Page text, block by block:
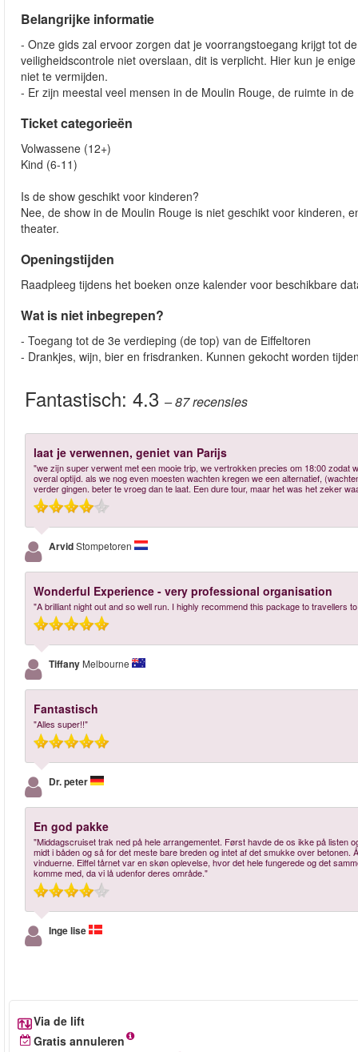
Belangrijke informatie
- Onze gids zal ervoor zorgen dat je voorrangstoegang krijgt tot
veiligheidscontrole niet overslaan, dit is verplicht. Hier kun je
niet te vermijden.
- Er zijn meestal veel mensen in de Moulin Rouge, de ruimte in
Ticket categorieën
Volwassene (12+)
Kind (6-11)
Is de show geschikt voor kinderen?
Nee, de show in de Moulin Rouge is niet geschikt voor kinderen,
theater.
Openingstijden
Raadpleeg tijdens het boeken onze kalender voor beschikbare
Wat is niet inbegrepen?
- Toegang tot de 3e verdieping (de top) van de Eiffeltoren
- Drankjes, wijn, bier en frisdranken. Kunnen gekocht worden
Fantastisch: 4.3 – 87recensies
laat je verwennen, geniet van Parijs
"we zijn super verwent met een mooie trip, we vertrokken precies om 18:00 zodat
overal optijd. als we nog even moesten wachten kregen we een alternatief,
verder gingen. beter te vroeg dan te laat. Een dure tour, maar het was het zeker
ArvidStompetoren
Wonderful Experience - very professional organisation
"A brilliant night out and so well run. I highly recommend this package to travellers
Tiffany Melbourne
Fantastisch
"Alles super!!"
Dr. peter
En god pakke
"Middagscruiset trak ned på hele arrangementet. Først havde de os ikke på listen
midt i båden og så for det meste bare breden og intet af det smukke over
vinduerne. Eiffel tårnet var en skøn oplevelse, hvor det hele fungerede og det
komme med, da vi lå udenfor deres område."
Inge lise
Via de lift
Gratis annuleren